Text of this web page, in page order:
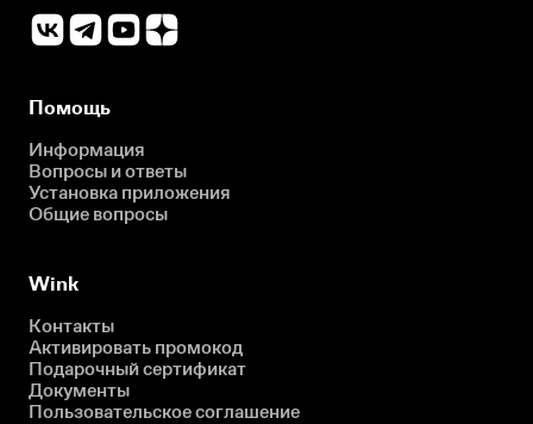
Помощь
Информация
Вопросы и ответы
Установка приложения
Общие вопросы
Wink
Контакты
Активировать промокод
Подарочный сертификат
Документы
Пользовательское соглашение